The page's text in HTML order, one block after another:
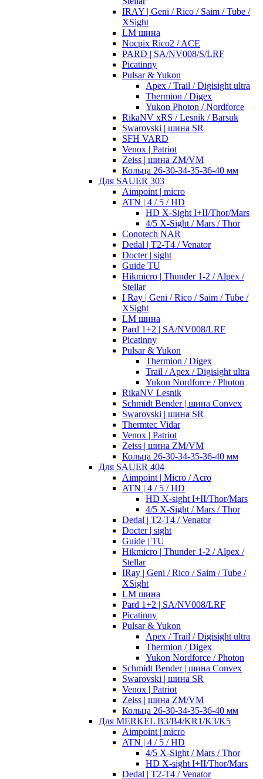
IRAY | Geni / Rico / Saim / Tube /
XSight
LM шина
Nocpix Rico2 / ACE
PARD | SA/NV008/S/LRF
Picatinny
Pulsar & Yukon
Apex / Trail / Digisight ultra
Thermion / Digex
Yukon Photon / Nordforce
RikaNV xRS / Lesnik / Barsuk
Swarovski | шина SR
SFH VARD
Venox | Patriot
Zeiss | шина ZM/VM
Кольца 26-30-34-35-36-40 мм
Для SAUER 303
Aimpoint | micro
ATN | 4 / 5 / HD
HD X-Sight I+II/Thor/Mars
4/5 X-Sight / Mars / Thor
Conotech NAR
Dedal | T2-T4 / Venator
Docter | sight
Guide TU
Hikmicro | Thunder 1-2 / Alpex /
Stellar
I Ray | Geni / Rico / Saim / Tube /
XSight
LM шина
Pard 1+2 | SA/NV008/LRF
Picatinny
Pulsar & Yukon
Thermion / Digex
Trail / Apex / Digisight ultra
Yukon Nordforce / Photon
RikaNV Lesnik
Schmidt Bender | шина Convex
Swarovski | шина SR
Thermtec Vidar
Venox | Patriot
Zeiss | шина ZM/VM
Кольца 26-30-34-35-36-40 мм
Для SAUER 404
Aimpoint | Micro / Acro
ATN | 4 / 5 / HD
HD X-sight I+II/Thor/Mars
4/5 X-Sight / Mars / Thor
Dedal | T2-T4 / Venator
Docter | sight
Guide | TU
Hikmicro | Thunder 1-2 / Alpex /
Stellar
IRay | Geni / Rico / Saim / Tube /
XSight
LM шина
Pard 1+2 | SA/NV008/LRF
Picatinny
Pulsar & Yukon
Apex / Trail / Digisight ultra
Thermion / Digex
Yukon Nordforce / Photon
Schmidt Bender | шина Convex
Swarovski | шина SR
Venox | Patriot
Zeiss | шина ZM/VM
Кольца 26-30-34-35-36-40 мм
Для MERKEL B3/B4/KR1/K3/K5
Aimpoint | micro
ATN | 4 / 5 / HD
4/5 X-Sight / Mars / Thor
HD X-sight I+II/Thor/Mars
Dedal | T2-T4 / Venator